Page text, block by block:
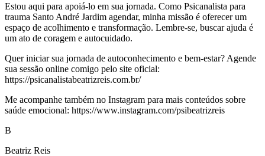
Estou aqui para apoiá-lo em sua jornada. Como Psicanalista para
trauma Santo André Jardim agendar, minha missão é oferecer um
espaço de acolhimento e transformação. Lembre-se, buscar ajuda é
um ato de coragem e autocuidado.
Quer iniciar sua jornada de autoconhecimento e bem-estar? Agende
sua sessão online comigo pelo site oficial:
https://psicanalistabeatrizreis.com.br/
Me acompanhe também no Instagram para mais conteúdos sobre
saúde emocional: https://www.instagram.com/psibeatrizreis
B
Beatriz Reis